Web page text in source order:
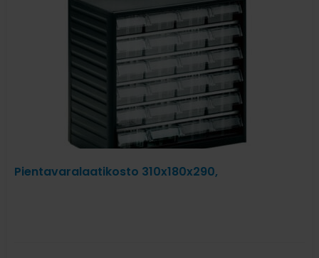
Pientavaralaatikosto 310x180x290,